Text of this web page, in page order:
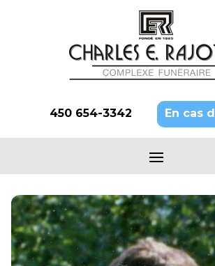
450 654-3342 En cas